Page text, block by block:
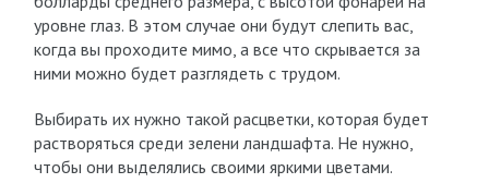
уровне глаз. В этом случае они будут слепить вас,
когда вы проходите мимо, а все что скрывается за
ними можно будет разглядеть с трудом.
Выбирать их нужно такой расцветки, которая будет
растворяться среди зелени ландшафта. Не нужно,
чтобы они выделялись своими яркими цветами.